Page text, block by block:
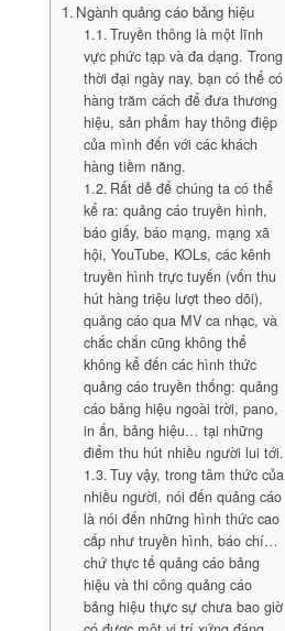
Ngành quảng cáo bảng hiệu
Truyền thông là một lĩnh
vực phức tạp và đa dạng. Trong
thời đại ngày nay, bạn có thể có
hàng trăm cách để đưa thương
hiệu, sản phẩm hay thông điệp
của mình đến với các khách
hàng tiềm năng.
Rất dễ để chúng ta có thể
kể ra: quảng cáo truyền hình,
báo giấy, báo mạng, mạng xã
hội, YouTube, KOLs, các kênh
truyền hình trực tuyến (vốn thu
hút hàng triệu lượt theo dõi),
quảng cáo qua MV ca nhạc, và
chắc chắn cũng không thể
không kể đến các hình thức
quảng cáo truyền thống: quảng
cáo bảng hiệu ngoài trời, pano,
in ấn, bảng hiệu… tại những
điểm thu hút nhiều người lui tới.
Tuy vậy, trong tâm thức của
nhiều người, nói đến quảng cáo
là nói đến những hình thức cao
cấp như truyền hình, báo chí…
chứ thực tế quảng cáo bảng
hiệu và thi công quảng cáo
bảng hiệu thực sự chưa bao giờ